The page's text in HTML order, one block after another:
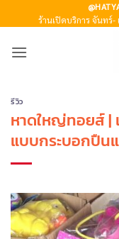
to
ร้านเปิดบริการ จันทร์-
รีวิว
หาดใหญ่ทอยส์ |
แบบกระบอกปืน